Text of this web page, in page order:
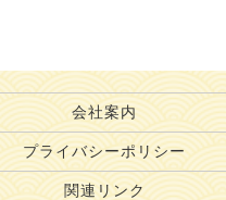
会社案内
プライバシーポリシー
関連リンク